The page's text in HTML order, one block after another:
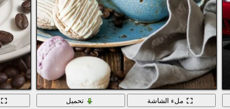
ملء الشاشة
تحميل